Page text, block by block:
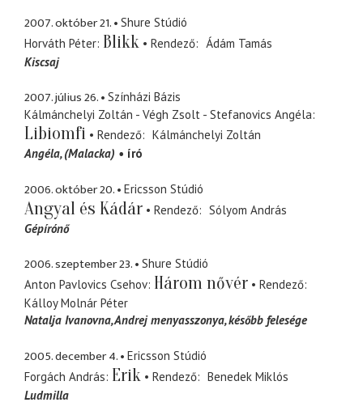
2007. október 21.
Shure Stúdió
Horváth Péter Blikk Rendező
Ádám Tamás
Kiscsaj
2007. július 26.
Színházi Bázis
Kálmánchelyi Zoltán - Végh Zsolt - Stefanovics Angéla
Libiomfi Rendező
Kálmánchelyi Zoltán
Angéla (Malacka) író
2006. október 20. Ericsson Stúdió
Angyal és Kádár Rendező
Sólyom András
Gépírónő
2006. szeptember 23.
Shure Stúdió
Anton Pavlovics Csehov Három nővér
Rendező
Kálloy Molnár Péter
Natalja Ivanovna Andrej menyasszonya, később felesége
2005. december 4.
Ericsson Stúdió
Forgách András Erik Rendező
Benedek Miklós
Ludmilla